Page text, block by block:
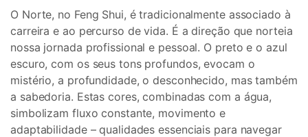
O Norte, no Feng Shui, é tradicionalmente associado à
carreira e ao percurso de vida. É a direção que norteia
nossa jornada profissional e pessoal. O preto e o azul
escuro, com os seus tons profundos, evocam o
mistério, a profundidade, o desconhecido, mas também
a sabedoria. Estas cores, combinadas com a água,
simbolizam fluxo constante, movimento e
adaptabilidade – qualidades essenciais para navegar